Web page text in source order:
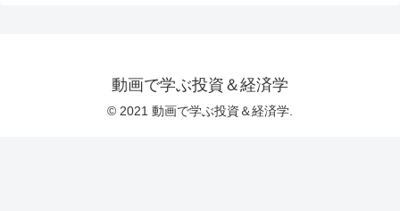
動画で学ぶ投資＆経済学
© 2021 動画で学ぶ投資＆経済学.